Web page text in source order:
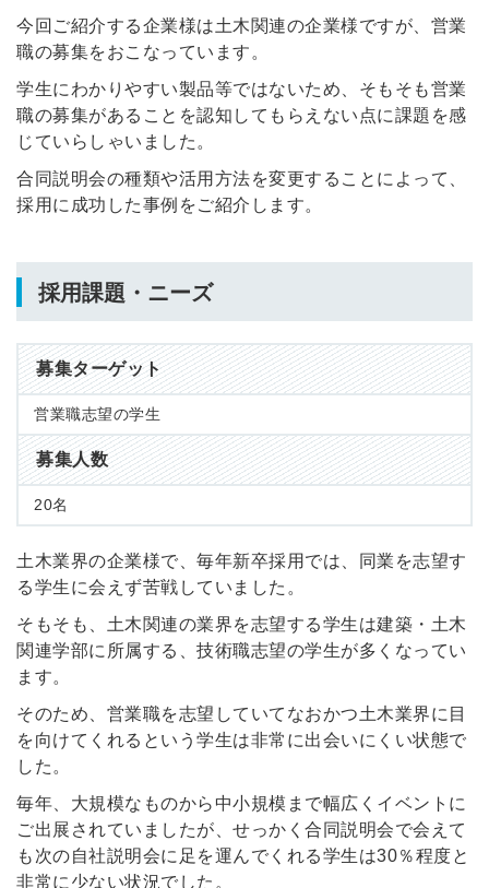
今回ご紹介する企業様は土木関連の企業様ですが、営業
職の募集をおこなっています。
学生にわかりやすい製品等ではないため、そもそも営業
職の募集があることを認知してもらえない点に課題を感
じていらしゃいました。
合同説明会の種類や活用方法を変更することによって、
採用に成功した事例をご紹介します。
採用課題・ニーズ
募集ターゲット
営業職志望の学生
募集人数
20名
土木業界の企業様で、毎年新卒採用では、同業を志望す
る学生に会えず苦戦していました。
そもそも、土木関連の業界を志望する学生は建築・土木
関連学部に所属する、技術職志望の学生が多くなってい
ます。
そのため、営業職を志望していてなおかつ土木業界に目
を向けてくれるという学生は非常に出会いにくい状態で
した。
毎年、大規模なものから中小規模まで幅広くイベントに
ご出展されていましたが、せっかく合同説明会で会えて
も次の自社説明会に足を運んでくれる学生は30％程度と
非常に少ない状況でした。